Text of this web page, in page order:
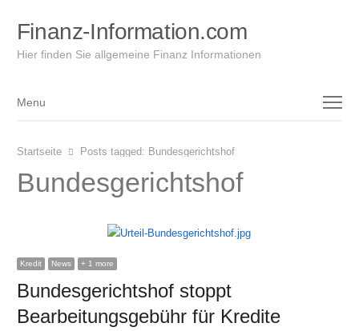
Finanz-Information.com
Hier finden Sie allgemeine Finanz Informationen
Menu
Menu
Startseite Posts tagged: Bundesgerichtshof
Bundesgerichtshof
Kredit News + 1 more
Bundesgerichtshof stoppt
Bearbeitungsgebühr für Kredite